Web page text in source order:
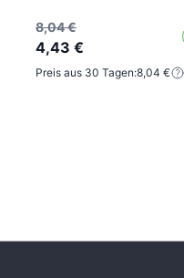
8,04 €
4,43 €
Preis aus 30 Tagen:8,04 €